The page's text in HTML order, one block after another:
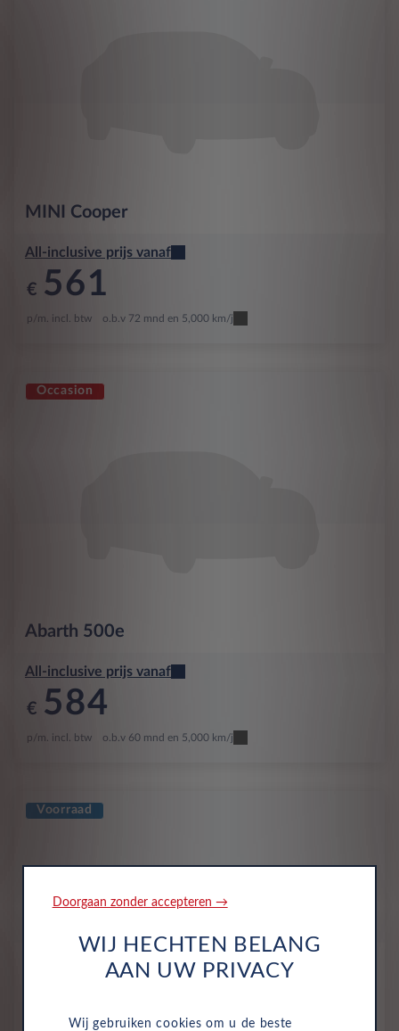
MINI Cooper
All-inclusive prijs vanaf
€ 561
p/m. incl. btw o.b.v 72 mnd en 5,000 km/j
Occasion
Abarth 500e
All-inclusive prijs vanaf
€ 584
p/m. incl. btw o.b.v 60 mnd en 5,000 km/j
Voorraad
Doorgaan zonder accepteren →
WIJ HECHTEN BELANG
AAN UW PRIVACY
Wij gebruiken cookies om u de beste